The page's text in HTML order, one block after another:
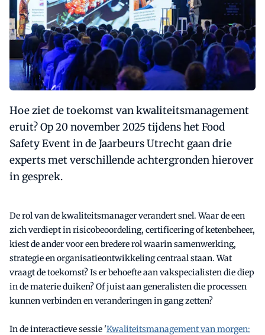
Hoe ziet de toekomst van kwaliteitsmanagement
eruit? Op 20 november 2025 tijdens het Food
Safety Event in de Jaarbeurs Utrecht gaan drie
experts met verschillende achtergronden hierover
in gesprek.
De rol van de kwaliteitsmanager verandert snel. Waar de een
zich verdiept in risicobeoordeling, certificering of ketenbeheer,
kiest de ander voor een bredere rol waarin samenwerking,
strategie en organisatieontwikkeling centraal staan. Wat
vraagt de toekomst? Is er behoefte aan vakspecialisten die diep
in de materie duiken? Of juist aan generalisten die processen
kunnen verbinden en veranderingen in gang zetten?
In de interactieve sessie 'Kwaliteitsmanagement van morgen: